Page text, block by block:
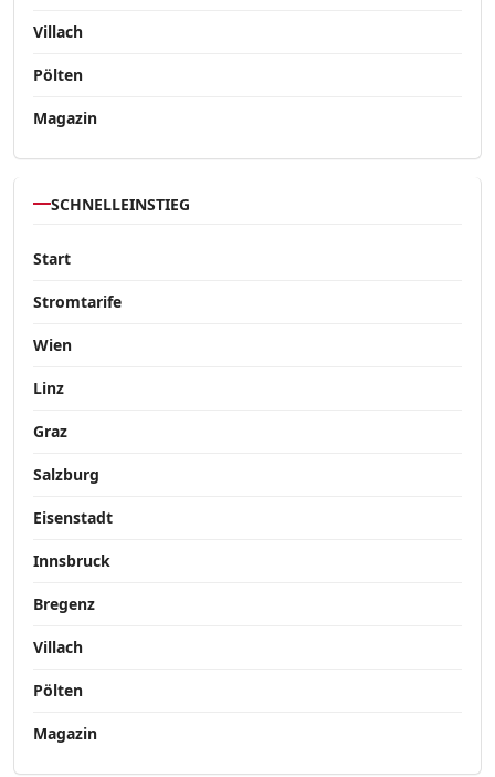
Villach
Pölten
Magazin
SCHNELLEINSTIEG
Start
Stromtarife
Wien
Linz
Graz
Salzburg
Eisenstadt
Innsbruck
Bregenz
Villach
Pölten
Magazin